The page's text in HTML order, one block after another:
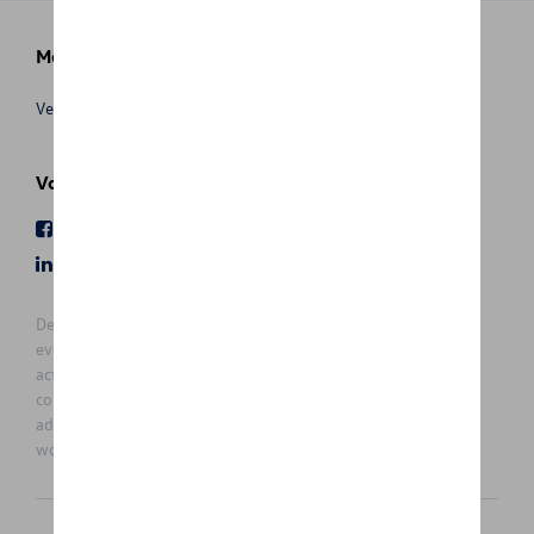
Meer info
Verkoopsvoorwaarden
Volg Ons
De prijzen op deze site zijn adviesprijzen (incl. btw), exclusief
eventuele installatiekosten. Voor meer informatie over de
actuele verkoopprijs en de eventuele installatiekosten kunt u
contact opnemen met uw concessiehouder / agent. De
adviesprijzen kunnen zonder voorafgaande kennisgeving
worden gewijzigd.